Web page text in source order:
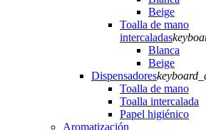
Beige
Toalla de mano
intercaladas
Blanca
Beige
Dispensadores
Toalla de mano
Toalla intercalada
Papel higiénico
Aromatización